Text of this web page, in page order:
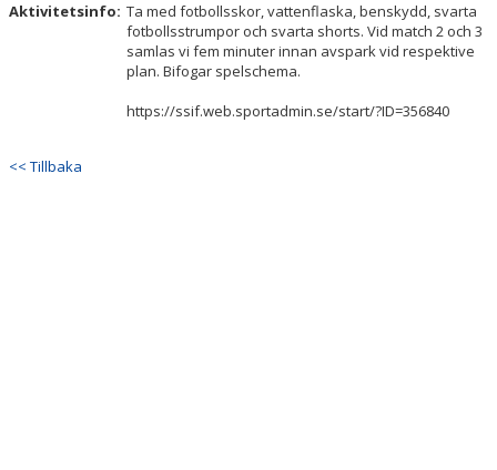
Aktivitetsinfo: Ta med fotbollsskor, vattenflaska, benskydd, svarta
fotbollsstrumpor och svarta shorts. Vid match 2 och 3
samlas vi fem minuter innan avspark vid respektive
plan. Bifogar spelschema.
https://ssif.web.sportadmin.se/start/?ID=356840
<< Tillbaka